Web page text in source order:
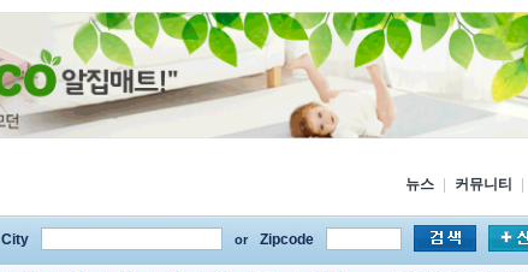
뉴스 커뮤니티
City or Zipcode